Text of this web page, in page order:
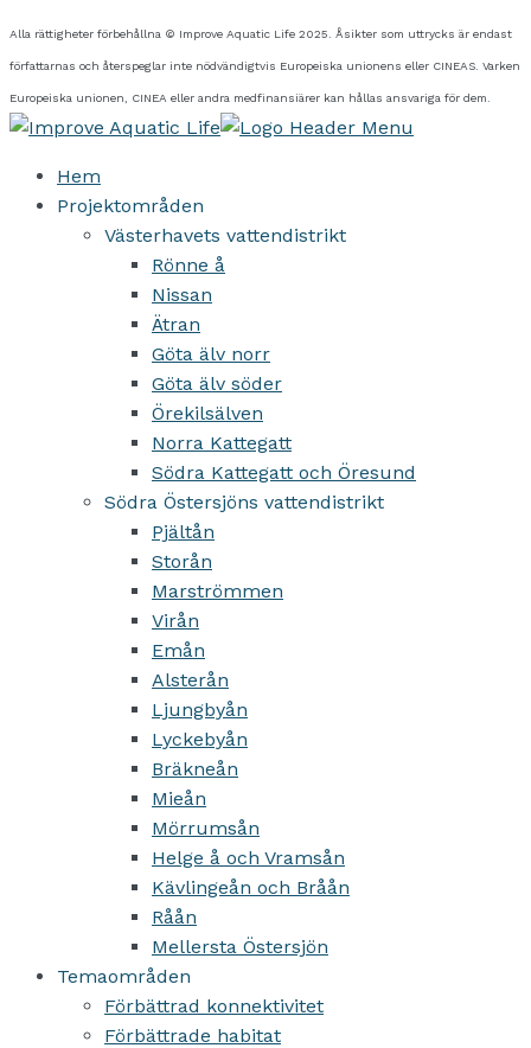
Alla rättigheter förbehållna © Improve Aquatic Life 2025. Åsikter som uttrycks är endast
författarnas och återspeglar inte nödvändigtvis Europeiska unionens eller CINEAS. Varken
Europeiska unionen, CINEA eller andra medfinansiärer kan hållas ansvariga för dem.
Hem
Projektområden
Västerhavets vattendistrikt
Rönne å
Nissan
Ätran
Göta älv norr
Göta älv söder
Örekilsälven
Norra Kattegatt
Södra Kattegatt och Öresund
Södra Östersjöns vattendistrikt
Pjältån
Storån
Marströmmen
Virån
Emån
Alsterån
Ljungbyån
Lyckebyån
Bräkneån
Mieån
Mörrumsån
Helge å och Vramsån
Kävlingeån och Bråån
Råån
Mellersta Östersjön
Temaområden
Förbättrad konnektivitet
Förbättrade habitat